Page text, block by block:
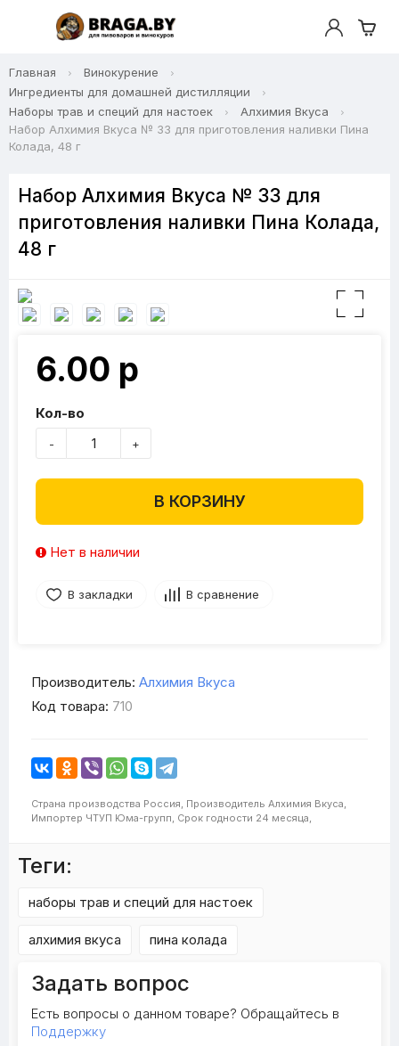
Главная
Винокурение
Ингредиенты для домашней дистилляции
Наборы трав и специй для настоек
Алхимия Вкуса
Набор Алхимия Вкуса № 33 для приготовления наливки Пина
Колада, 48 г
Набор Алхимия Вкуса № 33 для
приготовления наливки Пина Колада,
48 г
6.00 р
Кол-во
- +
В КОРЗИНУ
Нет в наличии
В закладки В сравнение
Производитель: Алхимия Вкуса
Код товара: 710
Страна производства Россия, Производитель Алхимия Вкуса,
Импортер ЧТУП Юма-групп, Срок годности 24 месяца,
Теги:
наборы трав и специй для настоек
алхимия вкуса пина колада
Задать вопрос
Есть вопросы о данном товаре? Обращайтесь в
Поддержку